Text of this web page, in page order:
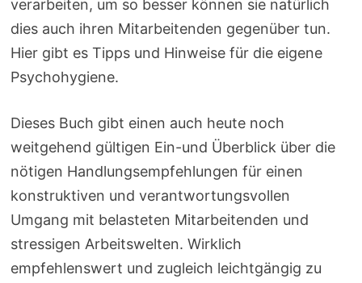
verarbeiten, um so besser können sie natürlich
dies auch ihren Mitarbeitenden gegenüber tun.
Hier gibt es Tipps und Hinweise für die eigene
Psychohygiene.
Dieses Buch gibt einen auch heute noch
weitgehend gültigen Ein-und Überblick über die
nötigen Handlungsempfehlungen für einen
konstruktiven und verantwortungsvollen
Umgang mit belasteten Mitarbeitenden und
stressigen Arbeitswelten. Wirklich
empfehlenswert und zugleich leichtgängig zu